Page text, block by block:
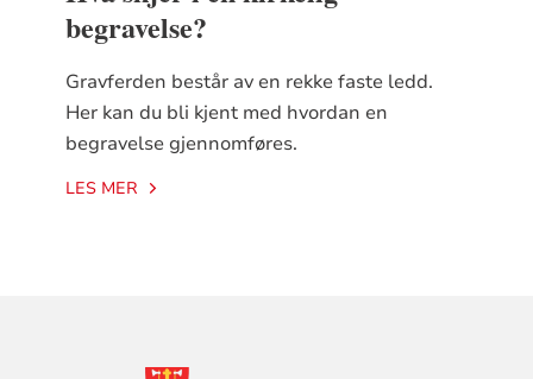
begravelse?
Gravferden består av en rekke faste ledd.
Her kan du bli kjent med hvordan en
begravelse gjennomføres.
LES MER